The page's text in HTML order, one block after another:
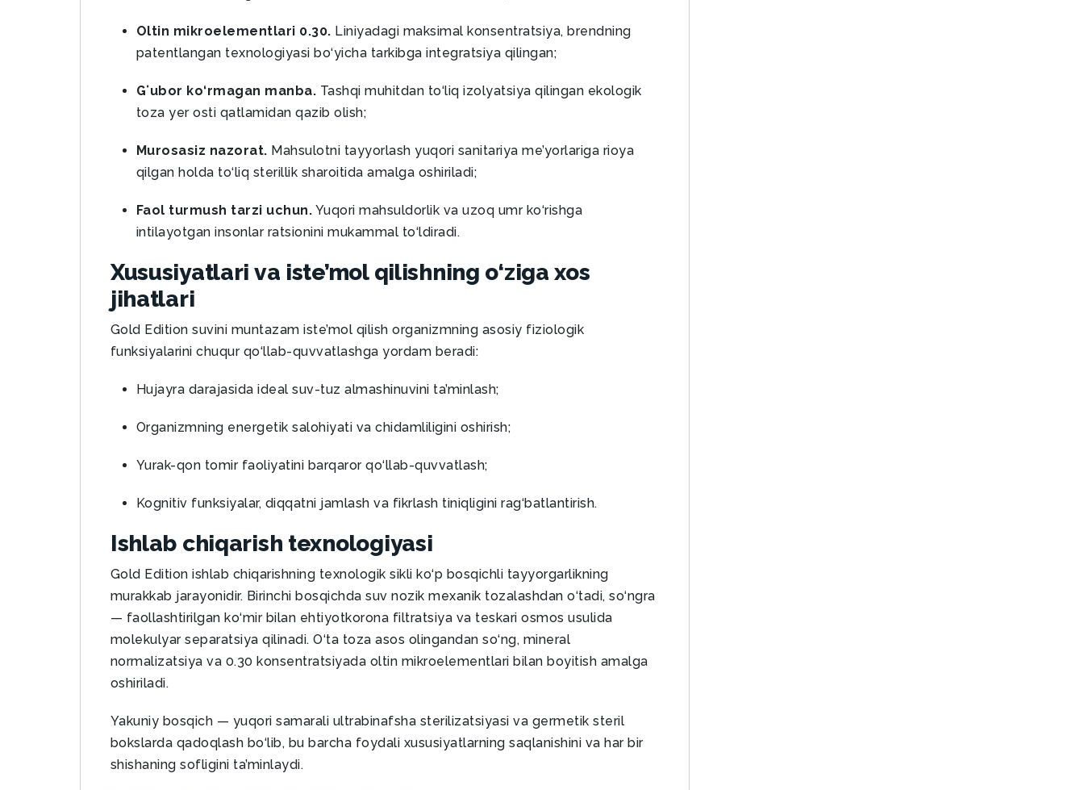
Oltin mikroelementlari 0.30. Liniyadagi maksimal konsentratsiya, brendning
patentlangan texnologiyasi bo‘yicha tarkibga integratsiya qilingan;
Gʻubor ko‘rmagan manba. Tashqi muhitdan to‘liq izolyatsiya qilingan ekologik
toza yer osti qatlamidan qazib olish;
Murosasiz nazorat. Mahsulotni tayyorlash yuqori sanitariya me’yorlariga rioya
qilgan holda to‘liq sterillik sharoitida amalga oshiriladi;
Faol turmush tarzi uchun. Yuqori mahsuldorlik va uzoq umr ko‘rishga
intilayotgan insonlar ratsionini mukammal to‘ldiradi.
Xususiyatlari va iste’mol qilishning o‘ziga xos
jihatlari
Gold Edition suvini muntazam iste’mol qilish organizmning asosiy fiziologik
funksiyalarini chuqur qo‘llab-quvvatlashga yordam beradi:
Hujayra darajasida ideal suv-tuz almashinuvini ta’minlash;
Organizmning energetik salohiyati va chidamliligini oshirish;
Yurak-qon tomir faoliyatini barqaror qo‘llab-quvvatlash;
Kognitiv funksiyalar, diqqatni jamlash va fikrlash tiniqligini rag‘batlantirish.
Ishlab chiqarish texnologiyasi
Gold Edition ishlab chiqarishning texnologik sikli ko‘p bosqichli tayyorgarlikning
murakkab jarayonidir. Birinchi bosqichda suv nozik mexanik tozalashdan o‘tadi, so‘ngra
— faollashtirilgan ko‘mir bilan ehtiyotkorona filtratsiya va teskari osmos usulida
molekulyar separatsiya qilinadi. O‘ta toza asos olingandan so‘ng, mineral
normalizatsiya va 0.30 konsentratsiyada oltin mikroelementlari bilan boyitish amalga
oshiriladi.
Yakuniy bosqich — yuqori samarali ultrabinafsha sterilizatsiyasi va germetik steril
bokslarda qadoqlash bo‘lib, bu barcha foydali xususiyatlarning saqlanishini va har bir
shishaning sofligini ta’minlaydi.